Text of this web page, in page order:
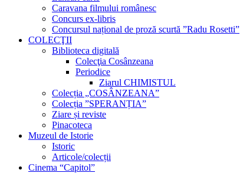
Caravana filmului românesc
Concurs ex-libris
Concursul național de proză scurtă ”Radu Rosetti”
COLECŢII
Biblioteca digitală
Colecţia Cosânzeana
Periodice
Ziarul CHIMISTUL
Colecția „COSÂNZEANA”
Colecția ”SPERANȚIA”
Ziare și reviste
Pinacoteca
Muzeul de Istorie
Istoric
Articole/colecții
Cinema “Capitol”